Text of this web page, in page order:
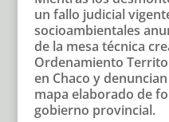
un fallo judicial
socioambientales
de la mesa técnica
Ordenamiento
en Chaco y
mapa elaborado de
gobierno provincial.